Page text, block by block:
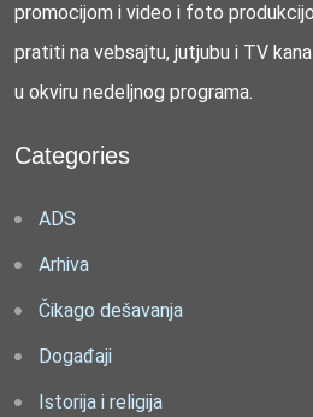
promocijom i video i foto
pratiti na vebsajtu, jutjubu i TV
u okviru nedeljnog programa.
Categories
ADS
Arhiva
Čikago dešavanja
Događaji
Istorija i religija